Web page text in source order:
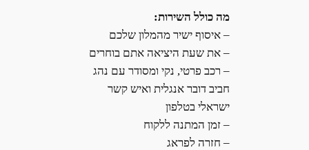
מה כולל השירות:
– איסוף ישיר מהמלון שלכם
– את שעת היציאה אתם בוחרים
– רכב פרטי, נקי ומסודר עם נהג
חביב דובר אנגלית ואיש קשר
ישראלי בטלפון
– זמן המתנה ללקוח
– חזרה לפראג